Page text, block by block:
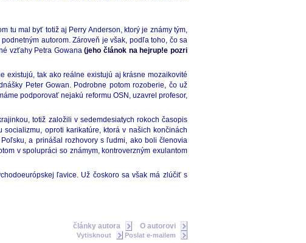
tu mal byť totiž aj Perry Anderson, ktorý je známy tým,
autorom. Zároveň je však, podľa toho, čo sa
vzťahy Petra Gowana(jeho článok na hejrup!e pozri
existujú, tak ako reálne existujú aj krásne mozaikovité
Peter Gowan. Podrobne potom rozoberie, čo už
podporovať nejakú reformu OSN, uzavrel profesor,
totiž založili v sedemdesiatych rokoch časopis
oproti karikatúre, ktorá v našich končinách
a prinášal rozhovory s ľudmi, ako boli členovia
v spolupráci so známym, kontroverzným exulantom
ľavice. Už čoskoro sa však má zlúčiť s
články autora
O autorovi
Vytisknout Poslat e-mailem